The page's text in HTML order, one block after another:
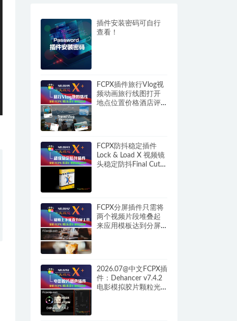
插件安装密码可自行
查看！
FCPX插件旅行Vlog视
频动画旅行线图打开
地点位置价格酒店评
FCPX防抖稳定插件
Lock & Load X 视频镜
头稳定防抖Final Cut
FCPX分屏插件只需将
两个视频片段堆叠起
来应用模板达到分屏
2026.07@中文FCPX插
件：Dehancer v7.4.2
电影模拟胶片颗粒光